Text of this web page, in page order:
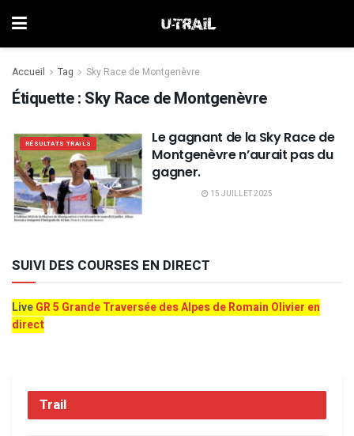
Accueil Tag Sky Race de Montgenèvre
Étiquette : Sky Race de Montgenèvre
RÉSULTATS TRAILS
Le gagnant de la Sky Race de
Montgenèvre n’aurait pas du
gagner.
15 JUILLET 2025
SUIVI DES COURSES EN DIRECT
LiveGR 5 Grande Traversée des Alpes de Romain Olivier en
direct
Trail